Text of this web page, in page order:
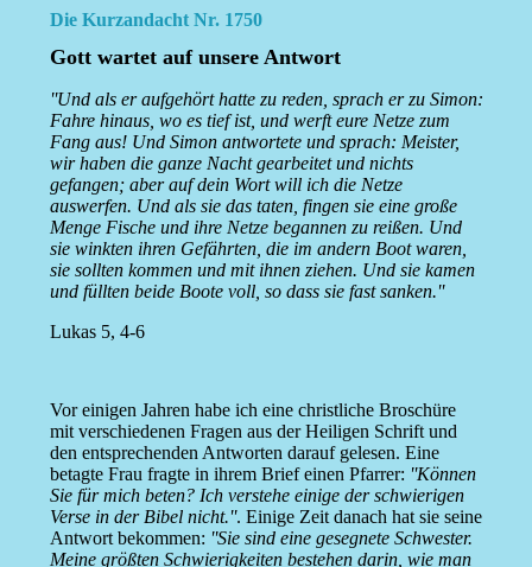
Die Kurzandacht Nr. 1750
Gott wartet auf unsere Antwort
''Und als er aufgehört hatte zu reden, sprach er zu Simon:
Fahre hinaus, wo es tief ist, und werft eure Netze zum
Fang aus! Und Simon antwortete und sprach: Meister,
wir haben die ganze Nacht gearbeitet und nichts
gefangen; aber auf dein Wort will ich die Netze
auswerfen. Und als sie das taten, fingen sie eine große
Menge Fische und ihre Netze begannen zu reißen. Und
sie winkten ihren Gefährten, die im andern Boot waren,
sie sollten kommen und mit ihnen ziehen. Und sie kamen
und füllten beide Boote voll, so dass sie fast sanken.''
Lukas 5, 4-6
Vor einigen Jahren habe ich eine christliche Broschüre
mit verschiedenen Fragen aus der Heiligen Schrift und
den entsprechenden Antworten darauf gelesen. Eine
betagte Frau fragte in ihrem Brief einen Pfarrer: ''Können
Sie für mich beten? Ich verstehe einige der schwierigen
Verse in der Bibel nicht.''. Einige Zeit danach hat sie seine
Antwort bekommen: ''Sie sind eine gesegnete Schwester.
Meine größten Schwierigkeiten bestehen darin, wie man